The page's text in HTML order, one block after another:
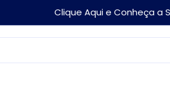
Clique Aqui e Conheça a